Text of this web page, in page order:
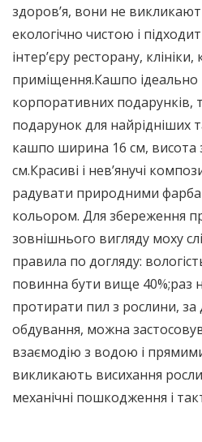
здоров’я, вони не
екологічно чистою і
інтер’єру ресторану,
приміщення.Кашпо ідеально
корпоративних подарунків,
подарунок для найрідніших
кашпо ширина 16 см, висота
см.Красиві і нев’янучі
радувати природними
кольором. Для збереження
зовнішнього вигляду моху
правила по догляду:
повинна бути вище 40%;раз
протирати пил з рослини,
обдування, можна
взаємодію з водою і
викликають висихання
механічні пошкодження і